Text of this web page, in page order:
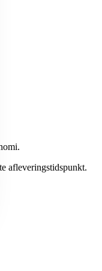
afleveringstidspunkt.